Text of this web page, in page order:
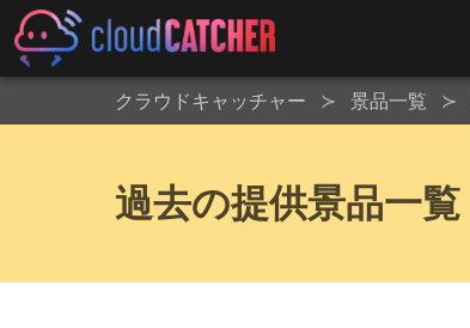
クラウドキャッチャー 景品一覧
過去の提供景品一覧